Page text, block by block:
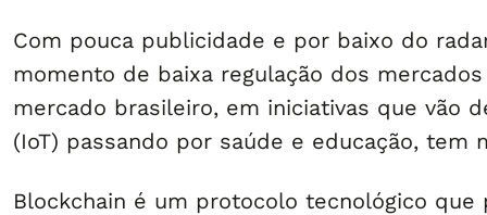
Com pouca publicidade e por baixo do
momento de baixa regulação dos
mercado brasileiro, em iniciativas que vão
(IoT) passando por saúde e educação,
Blockchain é um protocolo tecnológico